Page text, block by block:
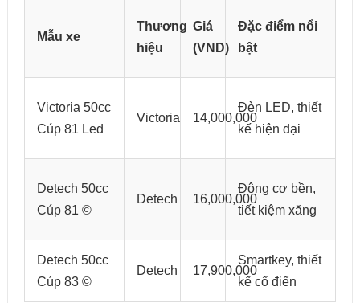
Mẫu xe
Thương
hiệu
Giá
(VND)
Đặc điểm nổi
bật
Victoria 50cc
Cúp 81 Led
Victoria 14,000,000
Đèn LED, thiết
kế hiện đại
Detech 50cc
Cúp 81 ©
Detech 16,000,000
Động cơ bền,
tiết kiệm xăng
Detech 50cc
Cúp 83 ©
Detech 17,900,000
Smartkey, thiết
kế cổ điển